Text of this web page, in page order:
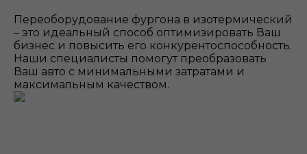
Переоборудование фургона в изотермический
– это идеальный способ оптимизировать Ваш
бизнес и повысить его конкурентоспособность.
Наши специалисты помогут преобразовать
Ваш авто с минимальными затратами и
максимальным качеством.